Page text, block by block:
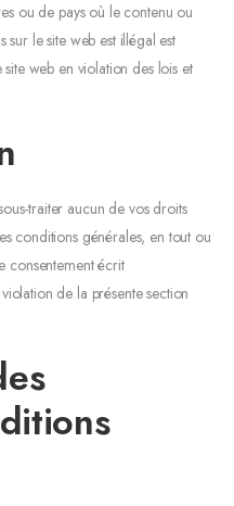
ou de pays où le contenu ou
sur le site web est illégal est
web en violation des lois et
traiter aucun de vos droits
conditions générales, en tout ou
consentement écrit
de la présente section